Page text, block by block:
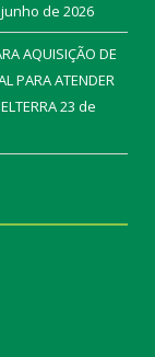
de 2026
AQUISIÇÃO DE
PARA ATENDER
23 de